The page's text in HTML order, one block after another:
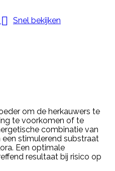
 Snel bekijken
om de herkauwers te
te voorkomen of te
combinatie van
stimulerend substraat
Een optimale
resultaat bij risico op